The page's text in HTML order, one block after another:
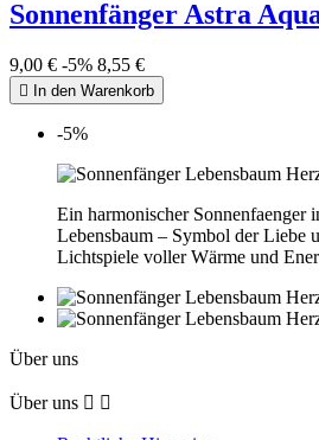
Sonnenfänger Astra
9,00 € -5% 8,55 €
 In den Warenkorb
-5%
Ein harmonischer Sonnenfaenger
Lebensbaum – Symbol der Liebe
Lichtspiele voller Wärme und
Über uns
Über uns  